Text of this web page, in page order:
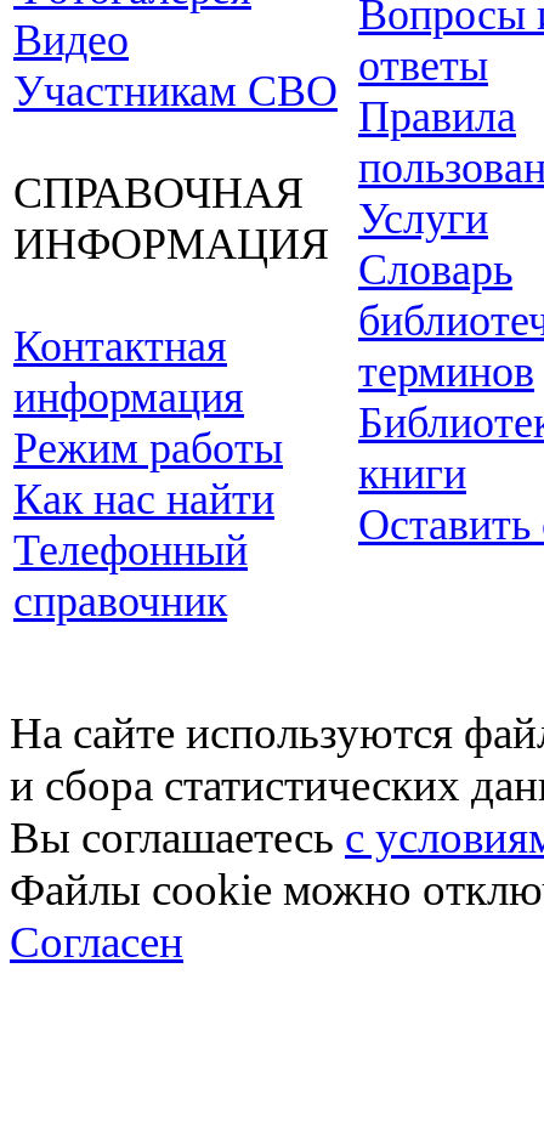
Видео
Участникам СВО
СПРАВОЧНАЯ
ИНФОРМАЦИЯ
Контактная
информация
Режим работы
Как нас найти
Телефонный
справочник
Вопросы
ответы
Правила
Услуги
Словарь
терминов
книги
Оставить
На сайте используются
и сбора статистических
Вы соглашаетесь с
Файлы cookie можно
Согласен